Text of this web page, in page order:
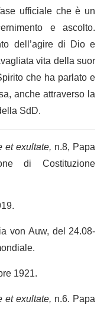
ufficiale che è un
e ascolto.
dell’agire di Dio e
vita della suor
che ha parlato e
anche attraverso la
SdD.
et exultate, n.8, Papa
di Costituzione
von Auw, del 24.08-
1921.
et exultate, n.6. Papa